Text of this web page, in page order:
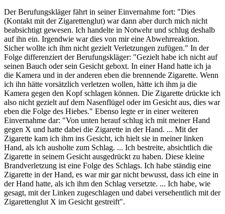
Der Berufungskläger fährt in seiner Einvernahme fort: "Dies
(Kontakt mit der Zigarettenglut) war dann aber durch mich nicht
beabsichtigt gewesen. Ich handelte in Notwehr und schlug deshalb
auf ihn ein. Irgendwie war dies von mir eine Abwehrreaktion.
Sicher wollte ich ihm nicht gezielt Verletzungen zufügen." In der
Folge differenziert der Berufungskläger: "Gezielt habe ich nicht auf
seinen Bauch oder sein Gesicht geboxt. In einer Hand hatte ich ja
die Kamera und in der anderen eben die brennende Zigarette. Wenn
ich ihn hätte vorsätzlich verletzen wollen, hätte ich ihm ja die
Kamera gegen den Kopf schlagen können. Die Zigarette drückte ich
also nicht gezielt auf dem Nasenflügel oder im Gesicht aus, dies war
eben die Folge des Hiebes." Ebenso legte er in einer weiteren
Einvernahme dar: "Von unten herauf schlug ich mit meiner Hand
gegen X und hatte dabei die Zigarette in der Hand. ... Mit der
Zigarette kam ich ihm ins Gesicht, ich hielt sie in meiner linken
Hand, als ich ausholte zum Schlag. ... Ich bestreite, absichtlich die
Zigarette in seinem Gesicht ausgedrückt zu haben. Diese kleine
Brandverletzung ist eine Folge des Schlags. Ich habe ständig eine
Zigarette in der Hand, es war mir gar nicht bewusst, dass ich eine in
der Hand hatte, als ich ihm den Schlag versetzte. ... Ich habe, wie
gesagt, mit der Linken zugeschlagen und dabei versehentlich mit der
Zigarettenglut X im Gesicht gestreift".